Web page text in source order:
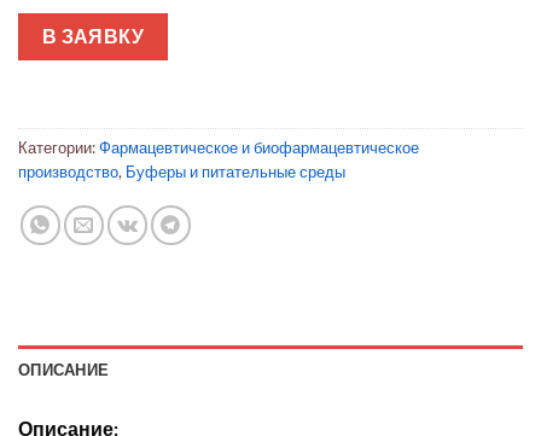
В ЗАЯВКУ
Категории:Фармацевтическое и биофармацевтическое
производство, Буферы и питательные среды
ОПИСАНИЕ
Описание: